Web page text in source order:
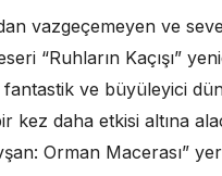
vazgeçemeyen ve
“Ruhların Kaçışı”
ve büyüleyici
kez daha etkisi altına
Orman Macerası”